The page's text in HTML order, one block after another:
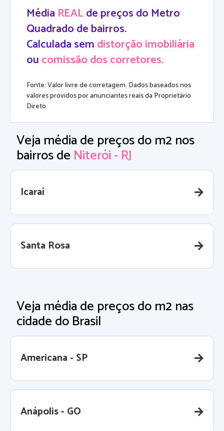
Média REALde preços do Metro
Quadrado de bairros.
Calculada semdistorção imobiliária
oucomissão dos corretores.
Fonte: Valor livre de corretagem. Dados baseados nos
valores providos por anunciantes reais da Proprietário
Direto.
Veja média de preços do m2 nos
bairros de Niterói - RJ
Icaraí
Santa Rosa
Veja média de preços do m2 nas
cidade do Brasil
Americana - SP
Anápolis - GO